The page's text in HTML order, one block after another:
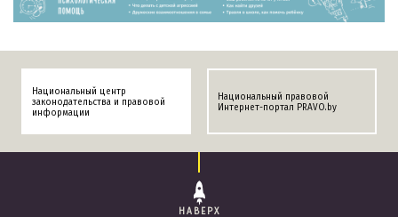
Национальный центр
законодательства и правовой
информации
Национальный правовой
Интернет-портал PRAVO.by
НАВЕРХ